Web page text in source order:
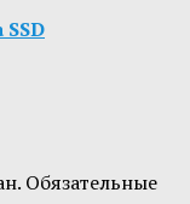
Обязательные